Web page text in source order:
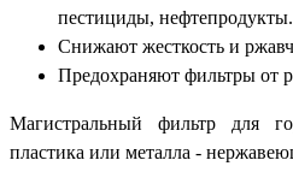
пестициды, нефтепродукты.
Снижают жесткость и
Предохраняют фильтры от
Магистральный фильтр для
пластика или металла -